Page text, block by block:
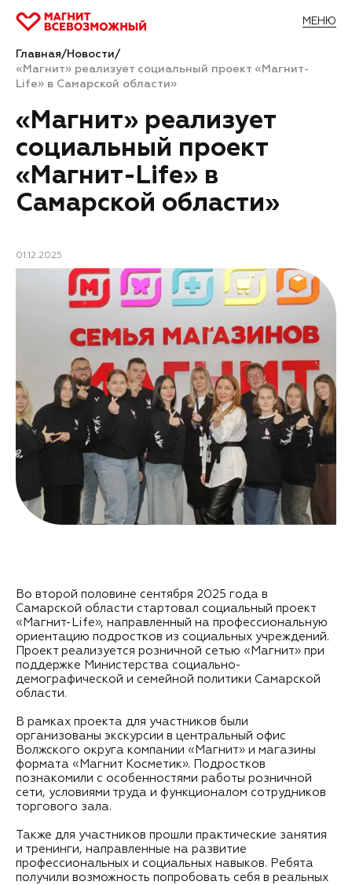
МЕНЮ
Главная/Новости/
«Магнит» реализует социальный проект «Магнит-
Life» в Самарской области»
«Магнит» реализует
социальный проект
«Магнит-Life» в
Самарской области»
01.12.2025
Во второй половине сентября 2025 года в
Самарской области стартовал социальный проект
«Магнит-Life», направленный на профессиональную
ориентацию подростков из социальных учреждений.
Проект реализуется розничной сетью «Магнит» при
поддержке Министерства социально-
демографической и семейной политики Самарской
области.
В рамках проекта для участников были
организованы экскурсии в центральный офис
Волжского округа компании «Магнит» и магазины
формата «Магнит Косметик». Подростков
познакомили с особенностями работы розничной
сети, условиями труда и функционалом сотрудников
торгового зала.
Также для участников прошли практические занятия
и тренинги, направленные на развитие
профессиональных и социальных навыков. Ребята
получили возможность попробовать себя в реальных